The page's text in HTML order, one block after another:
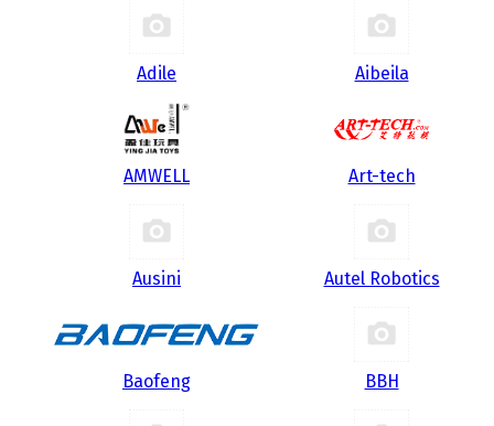
Adile Aibeila
AMWELL Art-tech
Ausini Autel Robotics
Baofeng BBH